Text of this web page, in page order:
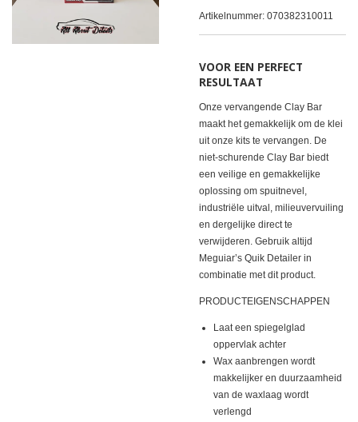
Artikelnummer: 070382310011
VOOR EEN PERFECT
RESULTAAT
Onze vervangende Clay Bar
maakt het gemakkelijk om de klei
uit onze kits te vervangen. De
niet-schurende Clay Bar biedt
een veilige en gemakkelijke
oplossing om spuitnevel,
industriële uitval, milieuvervuiling
en dergelijke direct te
verwijderen. Gebruik altijd
Meguiar’s Quik Detailer in
combinatie met dit product.
PRODUCTEIGENSCHAPPEN
Laat een spiegelglad
oppervlak achter
Wax aanbrengen wordt
makkelijker en duurzaamheid
van de waxlaag wordt
verlengd